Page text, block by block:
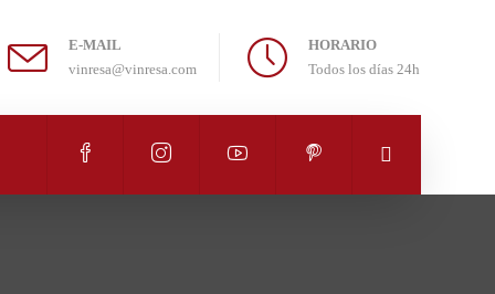
E-MAIL
vinresa@vinresa.com
HORARIO
Todos los días 24h